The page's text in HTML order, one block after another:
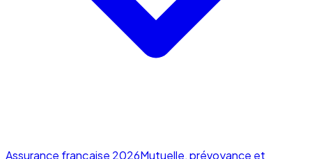
Assurance française 2026Mutuelle, prévoyance et